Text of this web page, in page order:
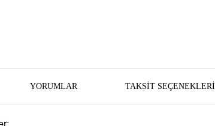
YORUMLAR TAKSIT SEÇENEKLERI